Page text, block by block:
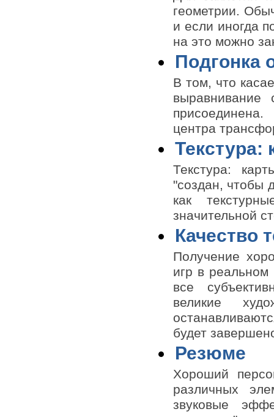
геометрии.
и если иногда
на это можно
Подгонка
В том, что
центра
Текстура:
Текстура:
"создан, чтобы
как
значительной
Качество
Получение
игр в реальном
все
великие
будет
Резюме
Хороший
различных
звуковые